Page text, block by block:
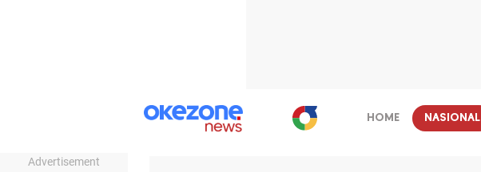
Advertisement
HOME NASIONAL